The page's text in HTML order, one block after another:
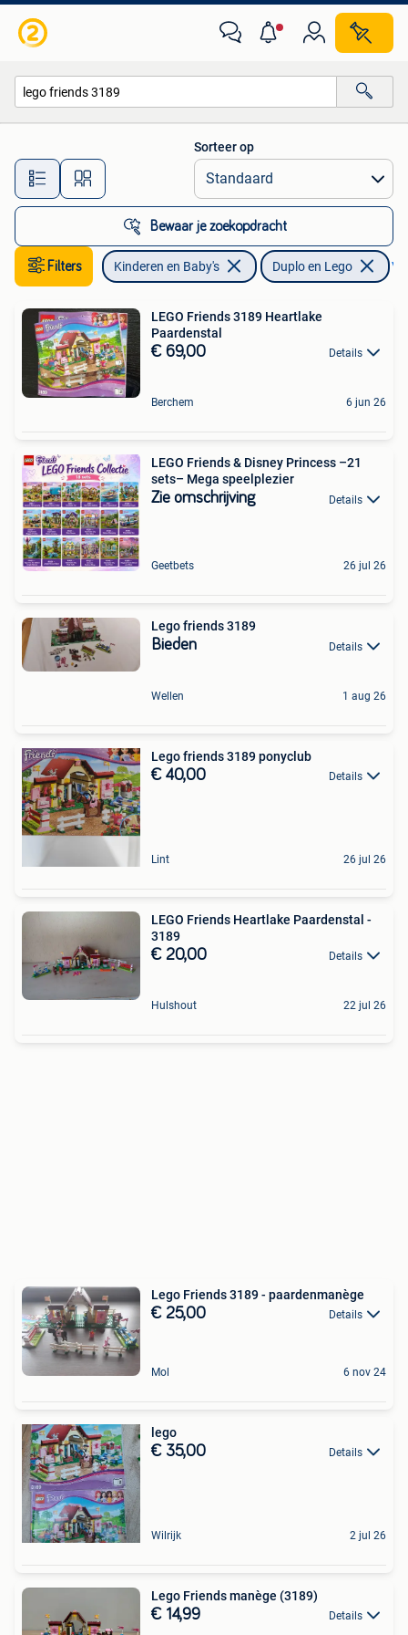
Alle afstanden…
Sorteer op
Bewaar je zoekopdracht
Filters Kinderen en Baby's Duplo en Lego
LEGO Friends 3189 Heartlake
Paardenstal
€ 69,00 Details
Berchem 6 jun 26
LEGO Friends & Disney Princess –21
sets– Mega speelplezier
Zie omschrijving Details
Geetbets 26 jul 26
Lego friends 3189
Bieden Details
Wellen 1 aug 26
Lego friends 3189 ponyclub
€ 40,00 Details
Lint 26 jul 26
LEGO Friends Heartlake Paardenstal -
3189
€ 20,00 Details
Hulshout 22 jul 26
Lego Friends 3189 - paardenmanège
€ 25,00 Details
Mol 6 nov 24
lego
€ 35,00 Details
Wilrijk 2 jul 26
Lego Friends manège (3189)
€ 14,99 Details